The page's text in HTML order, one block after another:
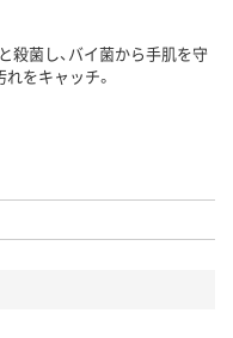
殺菌し、バイ菌から手肌を守
をキャッチ。